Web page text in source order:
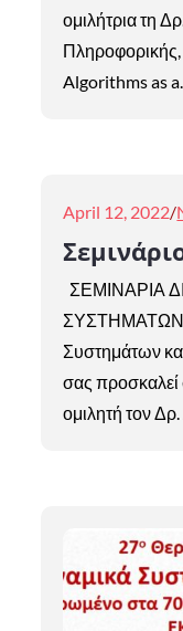
ομιλήτρια τη
Algorithms as
Posted
on
April 12, 2022
ΣΕΜΙΝΑΡΙΑ
ΣΥΣΤΗΜΑΤΩΝ
Συστημάτων
σας προσκαλεί
ομιλητή τον